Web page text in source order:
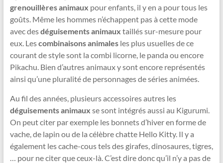
grenouillères animaux pour enfants, il y en a pour tous les
goûts. Même les hommes n’échappent pas à cette mode
avec desdéguisements animaux taillés sur-mesure pour
eux. Lescombinaisons animalesles plus usuelles de ce
courant de style sont la combi licorne, le panda ou encore
Pikachu. Bien d’autres animaux y sont encore représentés
ainsi qu’une pluralité de personnages de séries animées.
Au fil des années, plusieurs accessoires autres les
déguisements animaux se sont intégrés aussi au Kigurumi.
On peut citer par exemple les bonnets d’hiver en forme de
vache, de lapin ou de la célèbre chatte Hello Kitty. Il y a
également les cache-cous tels des girafes, dinosaures, tigres,
… pour ne citer que ceux-là. C’est dire donc qu’il n’y a pas de